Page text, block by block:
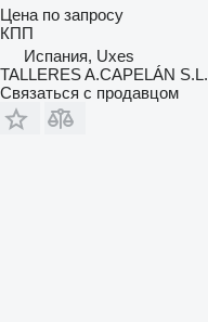
Цена по запросу
КПП
Испания, Uxes
TALLERES A.CAPELÁN S.L.
Связаться с продавцом